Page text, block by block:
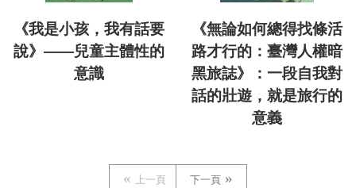
《我是小孩，我有話要
說》——兒童主體性的
意識
《無論如何總得找條活
路才行的：臺灣人權暗
黑旅誌》：一段自我對
話的壯遊，就是旅行的
意義
上一頁 下一頁